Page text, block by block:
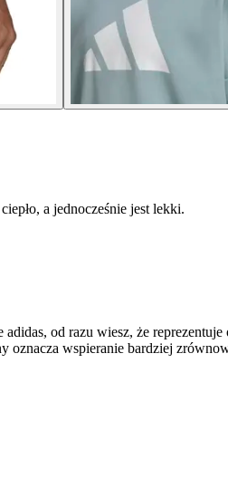
a jednocześnie jest lekki.
od razu wiesz, że reprezentuje
oznacza wspieranie bardziej